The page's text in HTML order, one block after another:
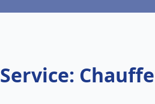
Service: